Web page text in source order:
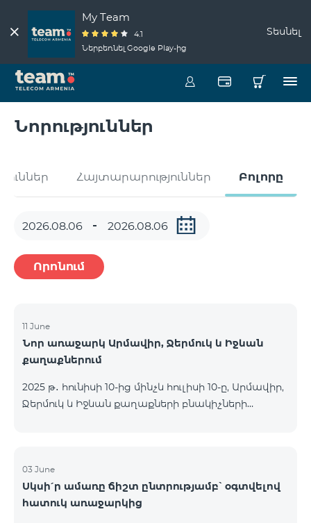
My Team
4.1
Ներբեռնել Google Play-ից
Տեսնել
Նորություններ
Հայտարարություններ Բոլորը
Որոնում
11 June
Նոր առաջարկ Արմավիր, Ջերմուկ և Իջևան
քաղաքներում
2025 թ․ հունիսի 10-ից մինչև հուլիսի 10-ը, Արմավիր,
Ջերմուկ և Իջևան քաղաքների բնակիչների
9900 Regional Ակցիայի շրջանակում
առաջարկվում է 50% զեղչ առաջին 6 ամիսների
համար, 12 ամիս բաժանորդագրության դեպքում։
03 June
Սկսի՛ր ամառը ճիշտ ընտրությամբ՝ օգտվելով
հատուկ առաջարկից